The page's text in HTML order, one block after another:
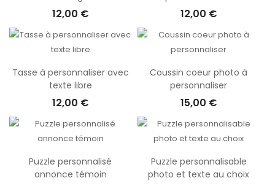
12,00 € 12,00 €
Tasse à personnaliser avec
texte libre
12,00 €
Coussin coeur photo à
personnaliser
15,00 €
Puzzle personnalisé
annonce témoin
Puzzle personnalisable
photo et texte au choix